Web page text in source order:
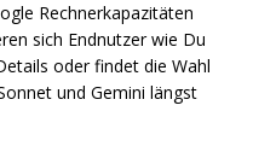
Rechnerkapazitäten
sich Endnutzer wie Du
oder findet die Wahl
und Gemini längst